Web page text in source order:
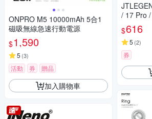
ONPRO M5 10000mAh 5合1
磁吸無線急速行動電源
$1,590
5 (3)
活動 券 贈品
加入購物車
/ 17 Pro
摔磁吸
$616
5 (2)
券